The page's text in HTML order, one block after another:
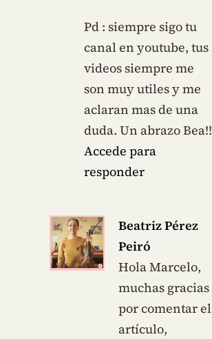
Pd : siempre sigo tu
canal en youtube, tus
videos siempre me
son muy utiles y me
aclaran mas de una
duda. Un abrazo Bea!!
Accede para
responder
Beatriz Pérez
Peiró
Hola Marcelo,
muchas gracias
por comentar el
artículo,